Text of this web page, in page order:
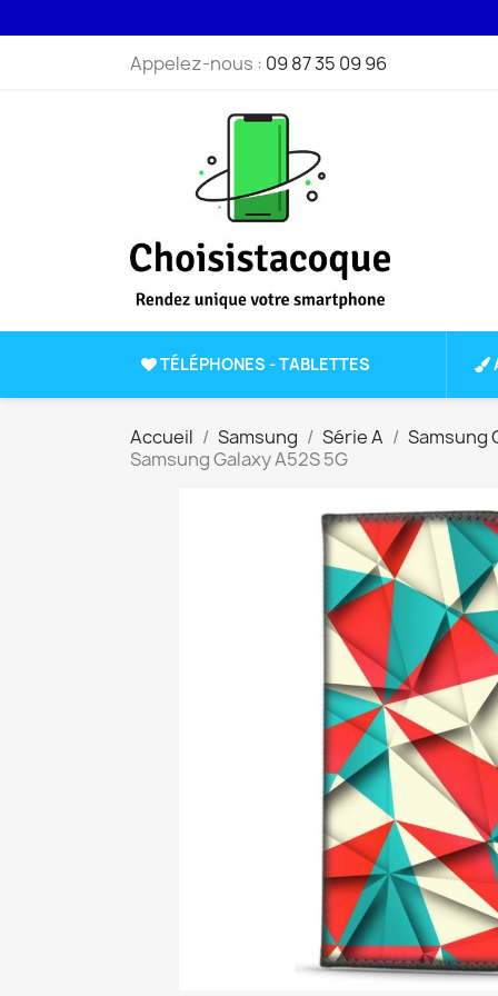
Appelez-nous : 09 87 35 09 96
TÉLÉPHONES - TABLETTES
Accueil Samsung Série A
Samsung
Samsung Galaxy A52S 5G